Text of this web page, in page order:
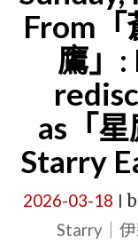
From
鷹」
as「
Starry
2026-03-18
Starry｜